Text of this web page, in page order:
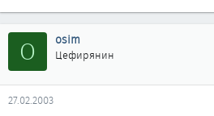
Лучший Вариант это если есть
внутренней (так легче все поменять).
3 часа времени, в зависимости от
O osim
Цефирянин
27.02.2003